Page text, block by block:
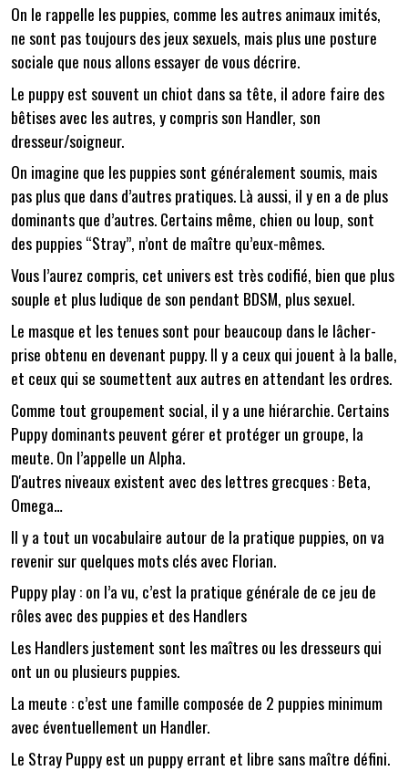
On le rappelle les puppies, comme les autres animaux imités,
ne sont pas toujours des jeux sexuels, mais plus une posture
sociale que nous allons essayer de vous décrire.
Le puppy est souvent un chiot dans sa tête, il adore faire des
bêtises avec les autres, y compris son Handler, son
dresseur/soigneur.
On imagine que les puppies sont généralement soumis, mais
pas plus que dans d’autres pratiques. Là aussi, il y en a de plus
dominants que d’autres. Certains même, chien ou loup, sont
des puppies “Stray”, n’ont de maître qu’eux-mêmes.
Vous l’aurez compris, cet univers est très codifié, bien que plus
souple et plus ludique de son pendant BDSM, plus sexuel.
Le masque et les tenues sont pour beaucoup dans le lâcher-
prise obtenu en devenant puppy. Il y a ceux qui jouent à la balle,
et ceux qui se soumettent aux autres en attendant les ordres.
Comme tout groupement social, il y a une hiérarchie. Certains
Puppy dominants peuvent gérer et protéger un groupe, la
meute. On l’appelle un Alpha.
D'autres niveaux existent avec des lettres grecques : Beta,
Omega…
Il y a tout un vocabulaire autour de la pratique puppies, on va
revenir sur quelques mots clés avec Florian.
Puppy play : on l’a vu, c’est la pratique générale de ce jeu de
rôles avec des puppies et des Handlers
Les Handlers justement sont les maîtres ou les dresseurs qui
ont un ou plusieurs puppies.
La meute : c’est une famille composée de 2 puppies minimum
avec éventuellement un Handler.
Le Stray Puppy est un puppy errant et libre sans maître défini.